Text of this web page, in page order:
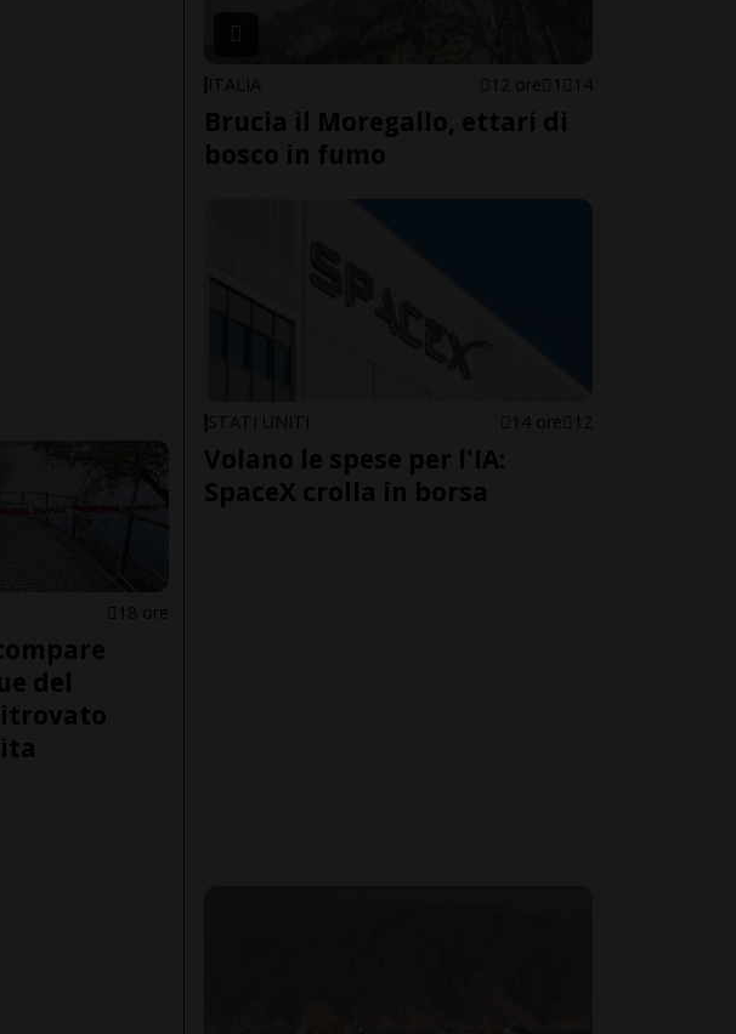
18 ore
del
ITALIA 12 ore 1 14
Brucia il Moregallo, ettari di
bosco in fumo
STATI UNITI 14 ore 12
Volano le spese per l'IA:
SpaceX crolla in borsa